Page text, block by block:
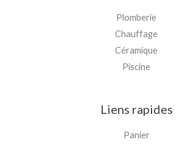
Plomberie
Chauffage
Céramique
Piscine
Liens rapides
Panier